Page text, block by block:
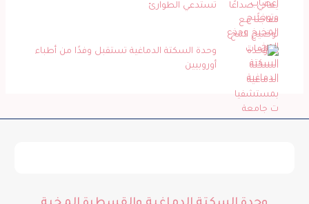
تستدعي الطوارئ
وحدة السكتة الدماغية تستقبل وفدًا من أطباء
أوروبيين